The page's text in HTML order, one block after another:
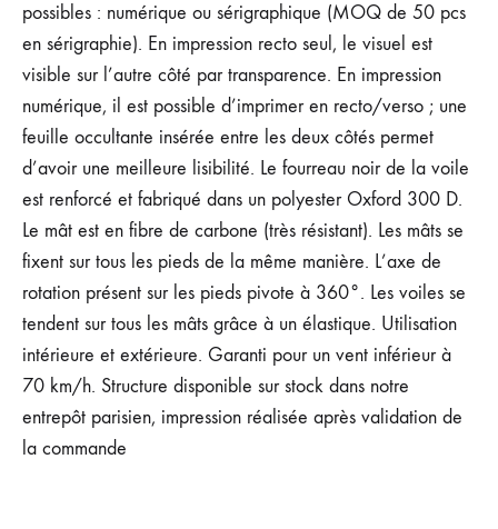
possibles : numérique ou sérigraphique (MOQ de 50 pcs
en sérigraphie). En impression recto seul, le visuel est
visible sur l’autre côté par transparence. En impression
numérique, il est possible d’imprimer en recto/verso ; une
feuille occultante insérée entre les deux côtés permet
d’avoir une meilleure lisibilité. Le fourreau noir de la voile
est renforcé et fabriqué dans un polyester Oxford 300 D.
Le mât est en fibre de carbone (très résistant). Les mâts se
fixent sur tous les pieds de la même manière. L’axe de
rotation présent sur les pieds pivote à 360°. Les voiles se
tendent sur tous les mâts grâce à un élastique. Utilisation
intérieure et extérieure. Garanti pour un vent inférieur à
70 km/h. Structure disponible sur stock dans notre
entrepôt parisien, impression réalisée après validation de
la commande